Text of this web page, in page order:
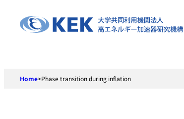
Home>Phase transition during inflation